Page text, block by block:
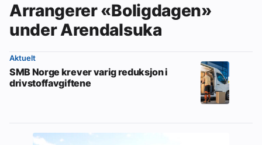
Arrangerer «Boligdagen»
under Arendalsuka
Aktuelt
SMB Norge krever varig reduksjon i
drivstoffavgiftene